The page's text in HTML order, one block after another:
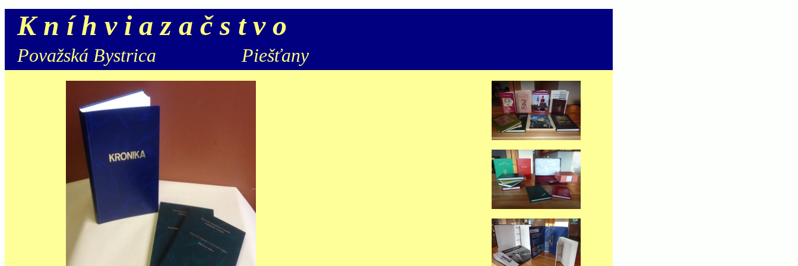
K n í h v i a z a č s t v o
Považská Bystrica Piešťany